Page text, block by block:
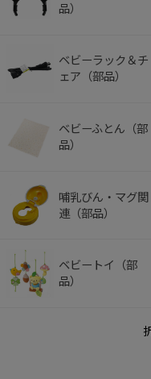
品）
ベビーラック＆チ
ェア（部品）
ベビーふとん（部
品）
哺乳びん・マグ関
連（部品）
ベビートイ（部
品）